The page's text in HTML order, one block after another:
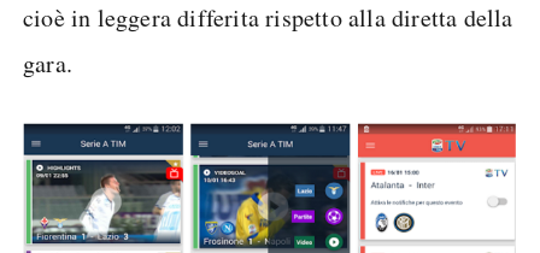
cioè in leggera differita rispetto alla diretta della
gara.